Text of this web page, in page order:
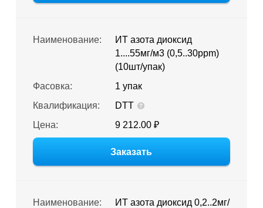
Наименование:
ИТ азота диоксид
1....55мг/м3 (0,5..30ppm)
(10шт/упак)
Фасовка:
1 упак
Квалификация:
DTT
Цена:
9 212.00 ₽
Заказать
Наименование:
ИТ азота диоксид 0,2..2мг/